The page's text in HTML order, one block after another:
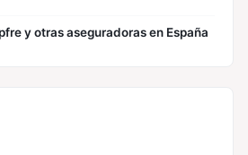
y otras aseguradoras en España